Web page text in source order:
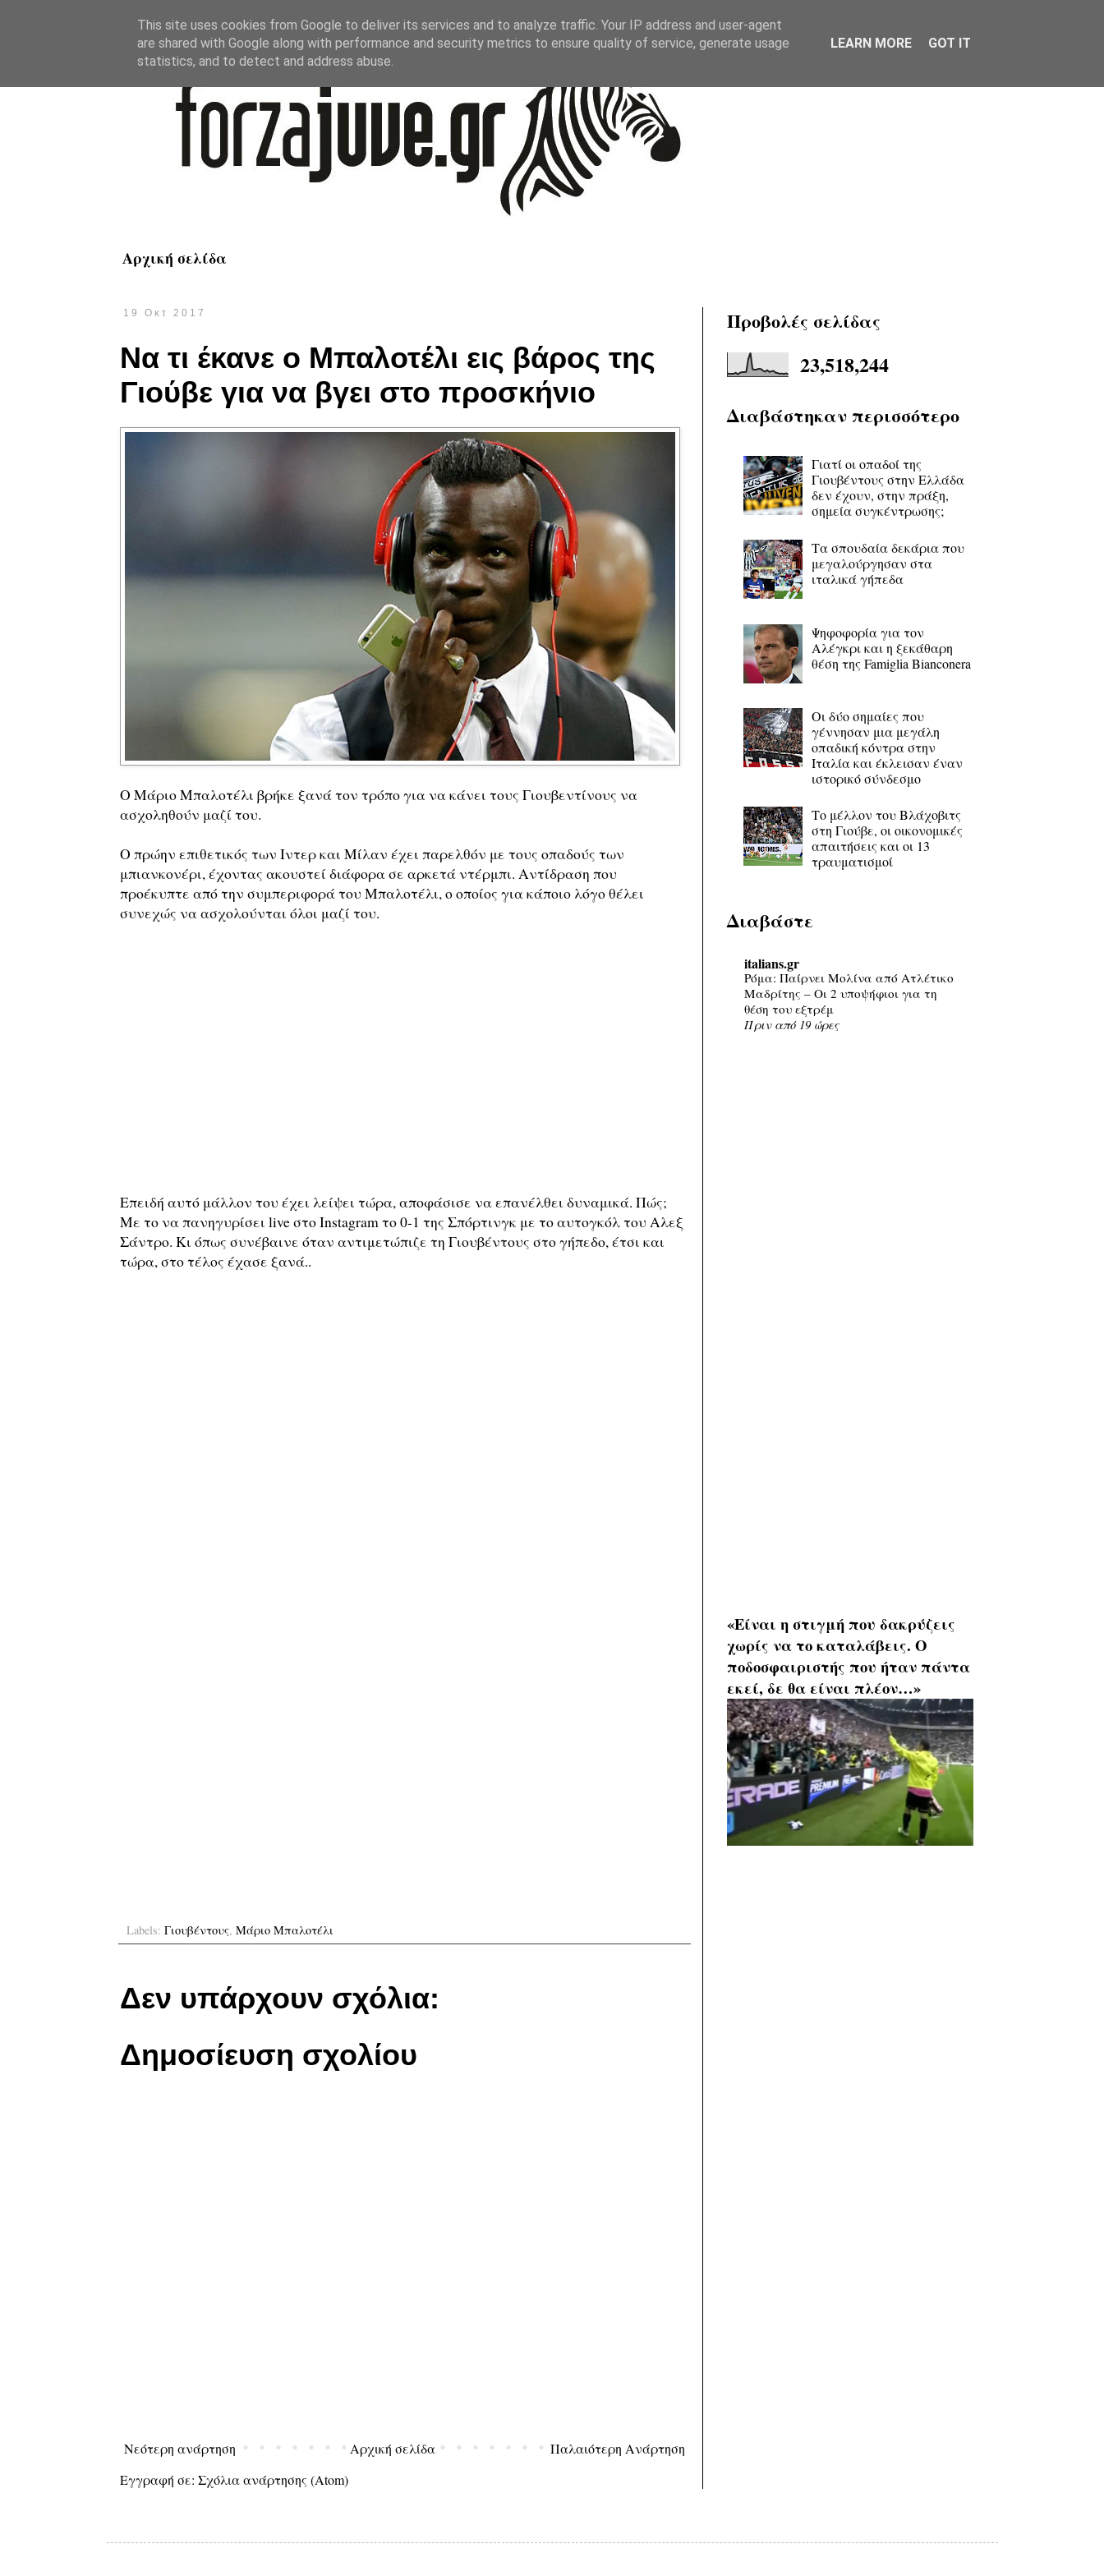
Αρχική σελίδα
19 Οκτ 2017
Να τι έκανε ο Μπαλοτέλι εις βάρος της
Γιούβε για να βγει στο προσκήνιο
Ο Μάριο Μπαλοτέλι βρήκε ξανά τον τρόπο για να κάνει τους Γιουβεντίνους να
ασχοληθούν μαζί του.
Ο πρώην επιθετικός των Ιντερ και Μίλαν έχει παρελθόν με τους οπαδούς των
μπιανκονέρι, έχοντας ακουστεί διάφορα σε αρκετά ντέρμπι. Αντίδραση που
προέκυπτε από την συμπεριφορά του Μπαλοτέλι, ο οποίος για κάποιο λόγο θέλει
συνεχώς να ασχολούνται όλοι μαζί του.
Επειδή αυτό μάλλον του έχει λείψει τώρα, αποφάσισε να επανέλθει δυναμικά. Πώς;
Με το να πανηγυρίσει live στο Instagram το 0-1 της Σπόρτινγκ με το αυτογκόλ του Αλεξ
Σάντρο. Κι όπως συνέβαινε όταν αντιμετώπιζε τη Γιουβέντους στο γήπεδο, έτσι και
τώρα, στο τέλος έχασε ξανά..
Labels: Γιουβέντους, Μάριο Μπαλοτέλι
Δεν υπάρχουν σχόλια:
Δημοσίευση σχολίου
Νεότερη ανάρτηση Παλαιότερη Ανάρτηση
Αρχική σελίδα
Εγγραφή σε: Σχόλια ανάρτησης (Atom)
Προβολές σελίδας
23,518,244
Διαβάστηκαν περισσότερο
Γιατί οι οπαδοί της
Γιουβέντους στην Ελλάδα
δεν έχουν, στην πράξη,
σημεία συγκέντρωσης;
Τα σπουδαία δεκάρια που
μεγαλούργησαν στα
ιταλικά γήπεδα
Ψηφοφορία για τον
Αλέγκρι και η ξεκάθαρη
θέση της Famiglia Bianconera
Οι δύο σημαίες που
γέννησαν μια μεγάλη
οπαδική κόντρα στην
Ιταλία και έκλεισαν έναν
ιστορικό σύνδεσμο
Το μέλλον του Βλάχοβιτς
στη Γιούβε, οι οικονομικές
απαιτήσεις και οι 13
τραυματισμοί
Διαβάστε
italians.gr
Ρόμα: Παίρνει Μολίνα από Ατλέτικο
Μαδρίτης – Οι 2 υποψήφιοι για τη
θέση του εξτρέμ
Πριν από 19 ώρες
«Είναι η στιγμή που δακρύζεις
χωρίς να το καταλάβεις. Ο
ποδοσφαιριστής που ήταν πάντα
εκεί, δε θα είναι πλέον…»
This site uses cookies from Google to deliver its services and to analyze traffic. Your IP address and user-agent
are shared with Google along with performance and security metrics to ensure quality of service, generate usage
statistics, and to detect and address abuse.
LEARN MORE GOT IT